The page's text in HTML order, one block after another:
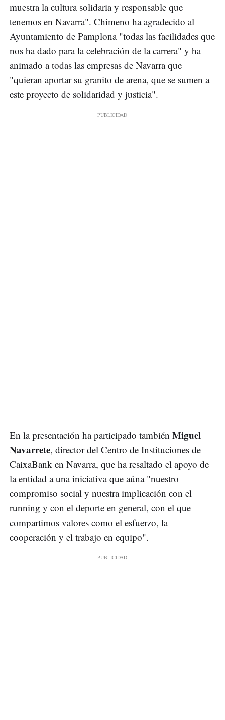
muestra la cultura solidaria y responsable que
tenemos en Navarra". Chimeno ha agradecido al
Ayuntamiento de Pamplona "todas las facilidades que
nos ha dado para la celebración de la carrera" y ha
animado a todas las empresas de Navarra que
"quieran aportar su granito de arena, que se sumen a
este proyecto de solidaridad y justicia".
En la presentación ha participado también Miguel
Navarrete, director del Centro de Instituciones de
CaixaBank en Navarra, que ha resaltado el apoyo de
la entidad a una iniciativa que aúna "nuestro
compromiso social y nuestra implicación con el
running y con el deporte en general, con el que
compartimos valores como el esfuerzo, la
cooperación y el trabajo en equipo".